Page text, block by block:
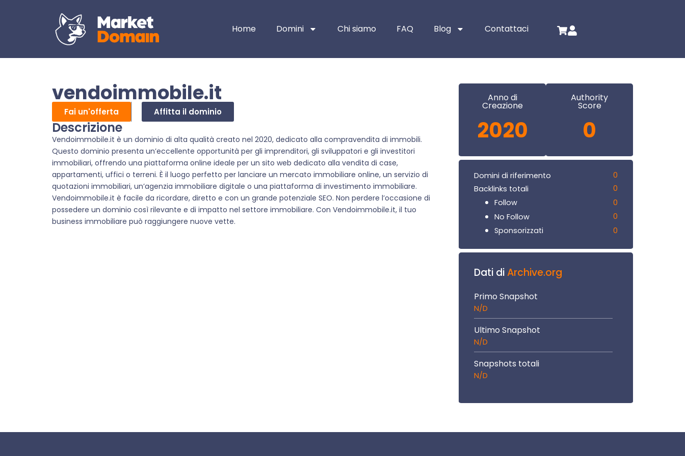
Home Domini Chi siamo FAQ Blog Contattaci
vendoimmobile.it
Fai un'offerta Affitta il dominio
Descrizione
Vendoimmobile.it è un dominio di alta qualità creato nel 2020, dedicato alla compravendita di immobili.
Questo dominio presenta un’eccellente opportunità per gli imprenditori, gli sviluppatori e gli investitori
immobiliari, offrendo una piattaforma online ideale per un sito web dedicato alla vendita di case,
appartamenti, uffici o terreni. È il luogo perfetto per lanciare un mercato immobiliare online, un servizio di
quotazioni immobiliari, un’agenzia immobiliare digitale o una piattaforma di investimento immobiliare.
Vendoimmobile.it è facile da ricordare, diretto e con un grande potenziale SEO. Non perdere l’occasione di
possedere un dominio così rilevante e di impatto nel settore immobiliare. Con Vendoimmobile.it, il tuo
business immobiliare può raggiungere nuove vette.
Anno di
Creazione
2020
Authority
Score
0
Domini di riferimento
0
Backlinks totali
0
Follow
0
No Follow
0
Sponsorizzati
0
Dati diArchive.org
Primo Snapshot
N/D
Ultimo Snapshot
N/D
Snapshots totali
N/D